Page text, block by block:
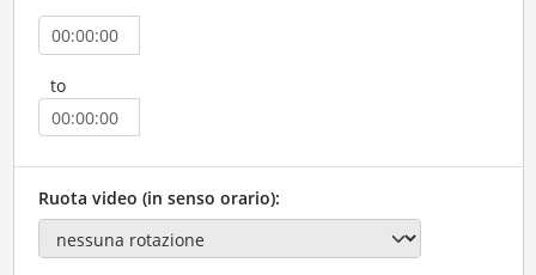
to
Ruota video (in senso orario):